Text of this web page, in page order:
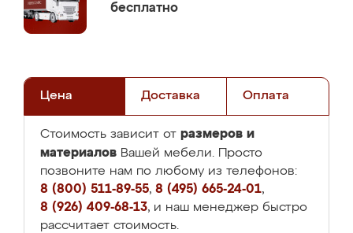
бесплатно
Цена Доставка Оплата
Стоимость зависит от размеров и
материалов Вашей мебели. Просто
позвоните нам по любому из телефонов:
8 (800) 511-89-55, 8 (495) 665-24-01,
8 (926) 409-68-13, и наш менеджер быстро
рассчитает стоимость.